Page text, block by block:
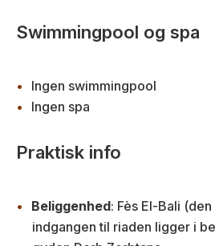
Swimmingpool og spa
Ingen swimmingpool
Ingen spa
Praktisk info
Beliggenhed: Fès El-Bali
indgangen til riaden ligger i